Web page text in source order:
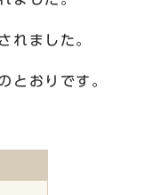
れました。
とおりです。